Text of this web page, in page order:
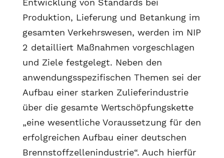
Entwicklung von Standards bei
Produktion, Lieferung und Betankung im
gesamten Verkehrswesen, werden im NIP
2 detailliert Maßnahmen vorgeschlagen
und Ziele festgelegt. Neben den
anwendungsspezifischen Themen sei der
Aufbau einer starken Zulieferindustrie
über die gesamte Wertschöpfungskette
„eine wesentliche Voraussetzung für den
erfolgreichen Aufbau einer deutschen
Brennstoffzellenindustrie“. Auch hierfür